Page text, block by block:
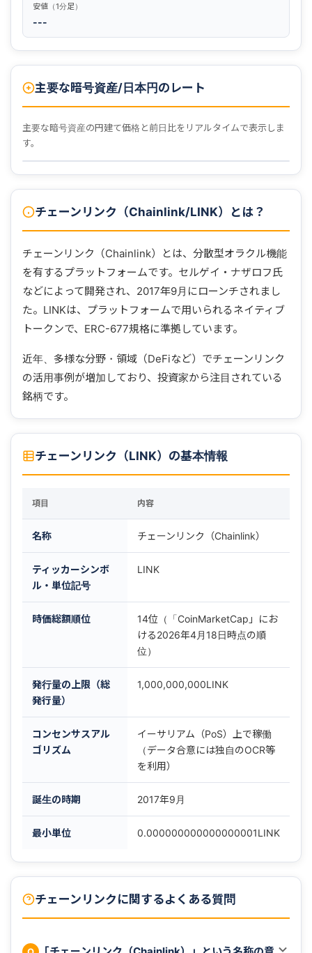
安値（1分足）
---
主要な暗号資産/日本円のレート
主要な暗号資産の円建て価格と前日比をリアルタイムで表示しま
す。
チェーンリンク（Chainlink/LINK）とは？
チェーンリンク（Chainlink）とは、分散型オラクル機能
を有するプラットフォームです。セルゲイ・ナザロフ氏
などによって開発され、2017年9月にローンチされまし
た。LINKは、プラットフォームで用いられるネイティブ
トークンで、ERC-677規格に準拠しています。
近年、多様な分野・領域（DeFiなど）でチェーンリンク
の活用事例が増加しており、投資家から注目されている
銘柄です。
チェーンリンク（LINK）の基本情報
項目 内容
名称 チェーンリンク（Chainlink）
ティッカーシンボ
ル・単位記号
LINK
時価総額順位
14位（「CoinMarketCap」にお
ける2026年4月18日時点の順
位）
発行量の上限（総
発行量）
1,000,000,000LINK
コンセンサスアル
ゴリズム
イーサリアム（PoS）上で稼働
（データ合意には独自のOCR等
を利用）
誕生の時期 2017年9月
最小単位 0.000000000000000001LINK
チェーンリンクに関するよくある質問